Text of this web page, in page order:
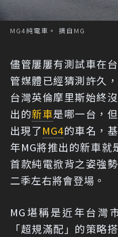
MG4純電車。 摘自MG
儘管屢屢有測試車在
管媒體已經猜測許久
台灣英倫摩里斯始終
出的新車是哪一台，
出現了MG4的車名，
年MG將推出的新車就
首款純電掀背之姿強
二季左右將會登場。
MG堪稱是近年台灣
「超規滿配」的策略